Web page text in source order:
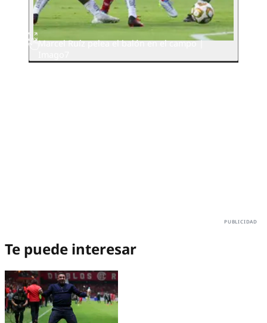
Marcel Ruíz pelea el balón en el campo |
Te puede interesar